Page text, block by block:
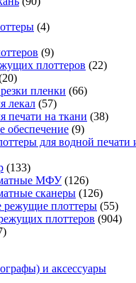
(4)
(9)
плоттеров (22)
пленки (66)
лекал (57)
печати на ткани (38)
обеспечение (9)
для водной печати
(133)
МФУ(126)
сканеры (126)
плоттеры (55)
плоттеров (904)
и аксессуары